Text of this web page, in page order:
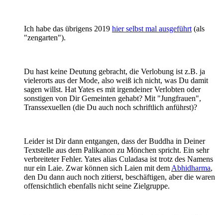
Ich habe das übrigens 2019 hier selbst mal ausgeführt (als
"zengarten").
Du hast keine Deutung gebracht, die Verlobung ist z.B. ja
vielerorts aus der Mode, also weiß ich nicht, was Du damit
sagen willst. Hat Yates es mit irgendeiner Verlobten oder
sonstigen von Dir Gemeinten gehabt? Mit "Jungfrauen",
Transsexuellen (die Du auch noch schriftlich anführst)?
Leider ist Dir dann entgangen, dass der Buddha in Deiner
Textstelle aus dem Palikanon zu Mönchen spricht. Ein sehr
verbreiteter Fehler. Yates alias Culadasa ist trotz des Namens
nur ein Laie. Zwar können sich Laien mit dem Abhidharma,
den Du dann auch noch zitierst, beschäftigen, aber die waren
offensichtlich ebenfalls nicht seine Zielgruppe.